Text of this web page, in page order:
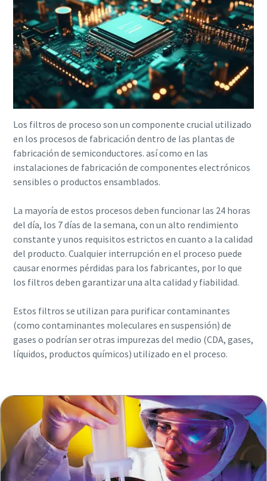
Los filtros de proceso son un componente crucial utilizado
en los procesos de fabricación dentro de las plantas de
fabricación de semiconductores. así como en las
instalaciones de fabricación de componentes electrónicos
sensibles o productos ensamblados.
La mayoría de estos procesos deben funcionar las 24 horas
del día, los 7 días de la semana, con un alto rendimiento
constante y unos requisitos estrictos en cuanto a la calidad
del producto. Cualquier interrupción en el proceso puede
causar enormes pérdidas para los fabricantes, por lo que
los filtros deben garantizar una alta calidad y fiabilidad.
Estos filtros se utilizan para purificar contaminantes
(como contaminantes moleculares en suspensión) de
gases o podrían ser otras impurezas del medio (CDA, gases,
líquidos, productos químicos) utilizado en el proceso.